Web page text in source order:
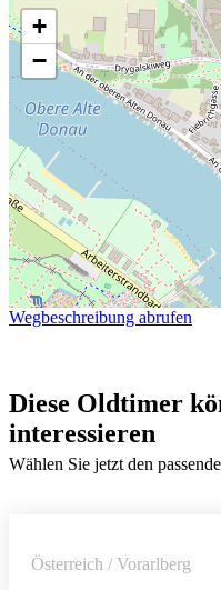
+
−
Wegbeschreibung abrufen
Diese Oldtimer
interessieren
Wählen Sie jetzt den
Österreich / Vorarlberg